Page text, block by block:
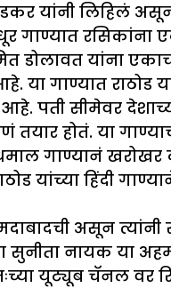
यांनी लिहिलं
रसिकांना
यांना
गाण्यात राठोड
पती सीमेवर
होतं. या
गाण्यानं खरोखर
यांच्या हिंदी
असून
सुनीता नायक या
यूट्यूब चॅनल वर